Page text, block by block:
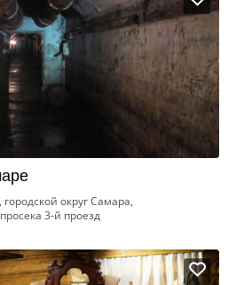
округ Самара,
3-й проезд